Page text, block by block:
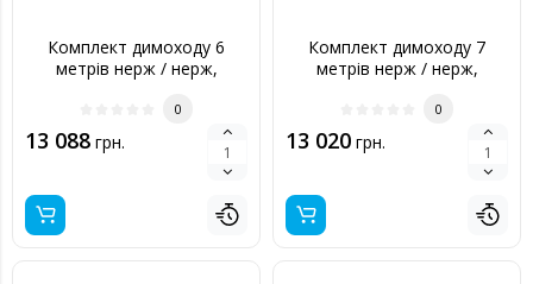
Комплект димоходу 6
метрів нерж / нерж,
0
13 088 грн.
Комплект димоходу 7
метрів нерж / нерж,
0
13 020 грн.